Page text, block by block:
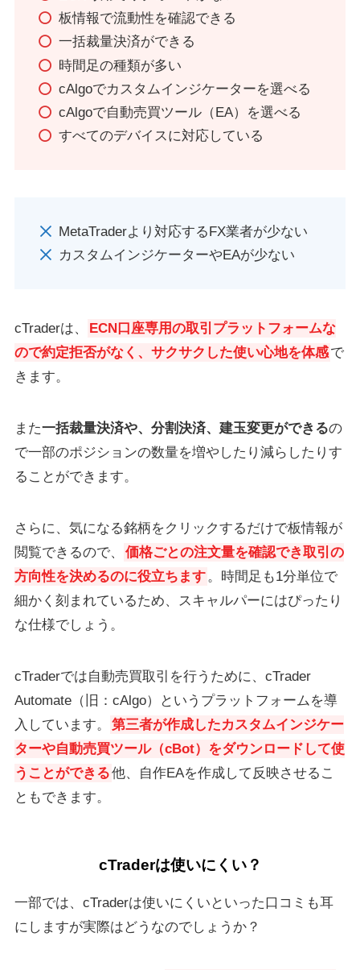
板情報で流動性を確認できる
一括裁量決済ができる
時間足の種類が多い
cAlgoでカスタムインジケーターを選べる
cAlgoで自動売買ツール（EA）を選べる
すべてのデバイスに対応している
MetaTraderより対応するFX業者が少ない
カスタムインジケーターやEAが少ない
cTraderは、
ECN口座専用の取引プラットフォームな
ので約定拒否がなく、サクサクした使い心地を体感で
きます。
また一括裁量決済や、分割決済、建玉変更ができるの
で一部のポジションの数量を増やしたり減らしたりす
ることができます。
さらに、気になる銘柄をクリックするだけで板情報が
閲覧できるので、
価格ごとの注文量を確認でき取引の
方向性を決めるのに役立ちます。時間足も1分単位で
細かく刻まれているため、スキャルパーにはぴったり
な仕様でしょう。
cTraderでは自動売買取引を行うために、cTrader
Automate（旧：cAlgo）というプラットフォームを導
入しています。
第三者が作成したカスタムインジケー
ターや自動売買ツール（cBot）をダウンロードして使
うことができる他、自作EAを作成して反映させるこ
ともできます。
cTraderは使いにくい？
一部では、cTraderは使いにくいといった口コミも耳
にしますが実際はどうなのでしょうか？